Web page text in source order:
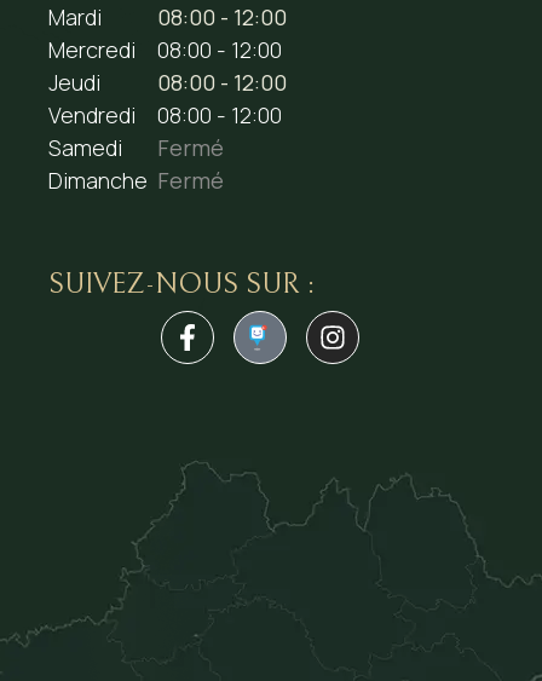
Mardi
08:00 - 12:00
Mercredi
08:00 - 12:00
Jeudi
08:00 - 12:00
Vendredi
08:00 - 12:00
Samedi
Fermé
Dimanche Fermé
SUIVEZ-NOUS SUR :
1